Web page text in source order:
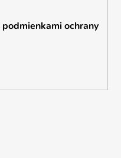
podmienkami ochrany